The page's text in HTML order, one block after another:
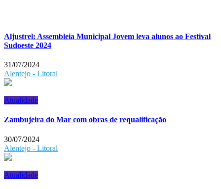
Aljustrel: Assembleia Municipal Jovem leva alunos ao Festival
Sudoeste 2024
31/07/2024
Alentejo - Litoral
Atualidade
Zambujeira do Mar com obras de requalificação
30/07/2024
Alentejo - Litoral
Atualidade